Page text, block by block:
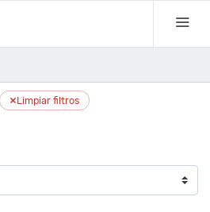
×Limpiar filtros